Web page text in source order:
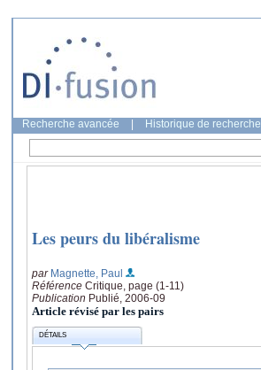
Recherche avancée Historique de recherche
Les peurs du libéralisme
par Magnette, Paul
Référence Critique, page (1-11)
Publication Publié, 2006-09
Article révisé par les pairs
DÉTAILS